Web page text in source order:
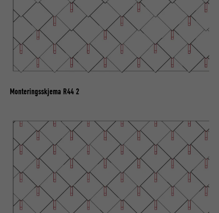
Monteringsskjema R44 2
FORLØP 29 dager
FORMÅL
Brukes for å sikre at det riktige SameSite-
attributet er tilgjengelig for alle
informasjonskapslene i denne nettleseren
FORLØP 1 dag
FORMÅL
Brukt av SoMe-tjenesten LinkedIn for å
følge bruken av innebygde tjenester.
NAVN lissc